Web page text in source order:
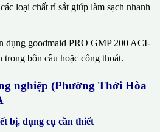
loại chất rỉ sắt giúp làm sạch nhanh
dụng goodmaid PRO GMP 200 ACI-
bồn cầu hoặc cống thoát.
nghiệp (Phường Thới Hòa
bị, dụng cụ cần thiết